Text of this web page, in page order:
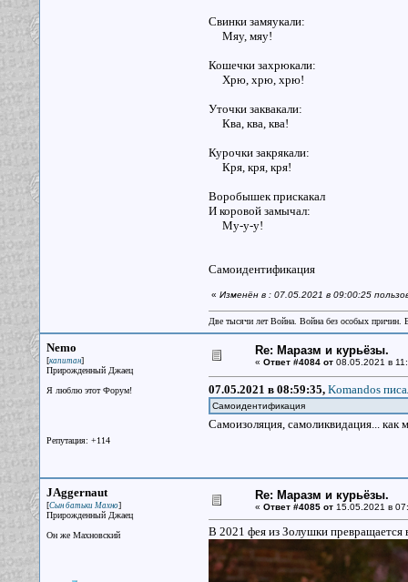
Свинки замяукали:
Мяу, мяу!
Кошечки захрюкали:
Хрю, хрю, хрю!
Уточки заквакали:
Ква, ква, ква!
Курочки закрякали:
Кря, кря, кря!
Воробышек прискакал
И коровой замычал:
Му-у-у!
Самоидентификация
« Изменён в : 07.05.2021 в 09:00:25
Две тысячи лет Война. Война без особых
Nemo
[капитан]
Прирожденный Джаец
Я люблю этот Форум!
Репутация: +114
Re: Маразм и курьёзы.
« Ответ #4084 от08.05.2021 в
07.05.2021 в 08:59:35, Komandos
Самоидентификация
Самоизоляция, самоликвидация... как
JAggernaut
[Сын батьки Махно]
Прирожденный Джаец
Он же Махновский
Re: Маразм и курьёзы.
« Ответ #4085 от15.05.2021 в
В 2021 фея из Золушки превращается